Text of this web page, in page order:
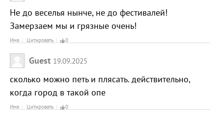
Не до веселья нынче, не до фестивалей!
Замерзаем мы и грязные очень!
Имя Цитировать 0
Guest 19.09.2025
сколько можно петь и плясать. действительно,
когда город в такой опе
Имя Цитировать 0